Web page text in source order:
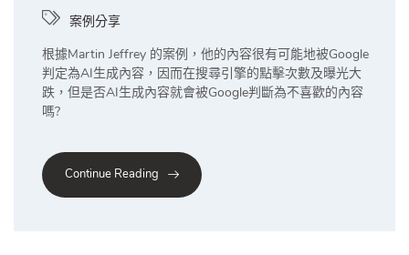
案例分享
根據Martin Jeffrey 的案例，他的內容很有可能地被Google
判定為AI生成內容，因而在搜尋引擎的點擊次數及曝光大
跌，但是否AI生成內容就會被Google判斷為不喜歡的內容
嗎?
Continue Reading